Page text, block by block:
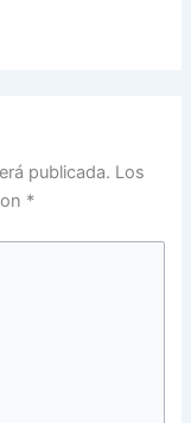
publicada. Los
*